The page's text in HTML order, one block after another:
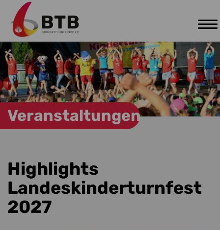
Zum Hauptinhalt springen
Veranstaltungen
Highlights
Landeskinderturnfest
2027